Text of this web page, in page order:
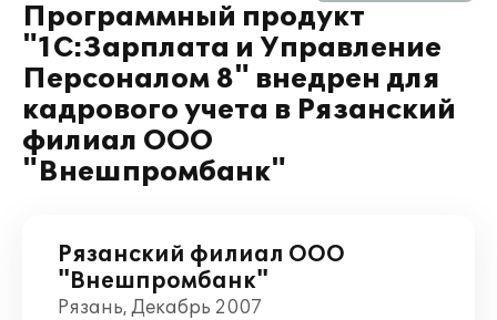
Программный продукт
"1С:Зарплата и Управление
Персоналом 8" внедрен для
кадрового учета в Рязанский
филиал ООО
"Внешпромбанк"
Рязанский филиал ООО
"Внешпромбанк"
Рязань, Декабрь 2007